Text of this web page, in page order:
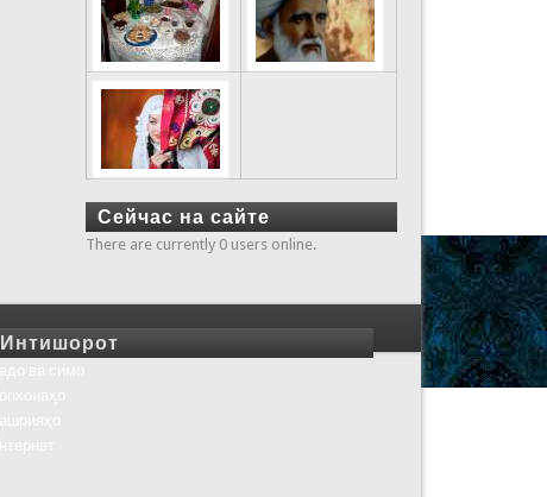
Сейчас на сайте
There are currently 0 users online.
Интишорот